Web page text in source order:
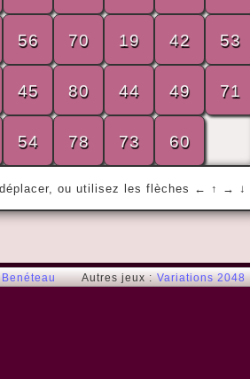
ou utilisez les flèches ← ↑ → ↓
de se délivrer d'une
d'y céder. Résistez, et
s'interdit. »
56 70 19 42 53
45 80 44 49 71
54 78 73 60
Autres jeux : Variations 2048